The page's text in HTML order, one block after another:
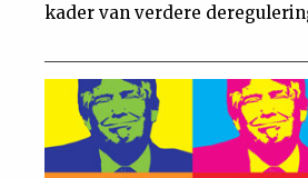
kader van verdere